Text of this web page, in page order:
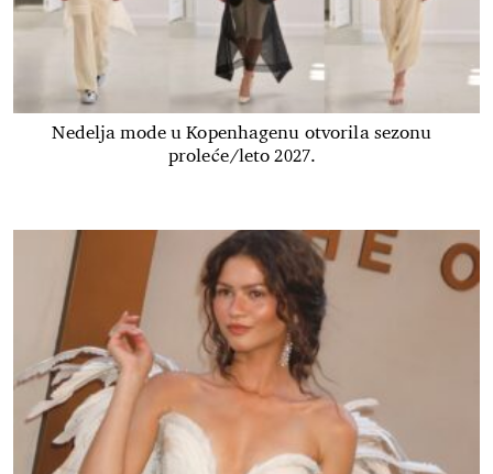
Nedelja mode u Kopenhagenu otvorila sezonu
proleće/leto 2027.